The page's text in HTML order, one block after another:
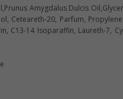
Amygdalus Dulcis
Ceteareth-20, Parfum,
C13-14 Isoparaffin, Laureth-7,